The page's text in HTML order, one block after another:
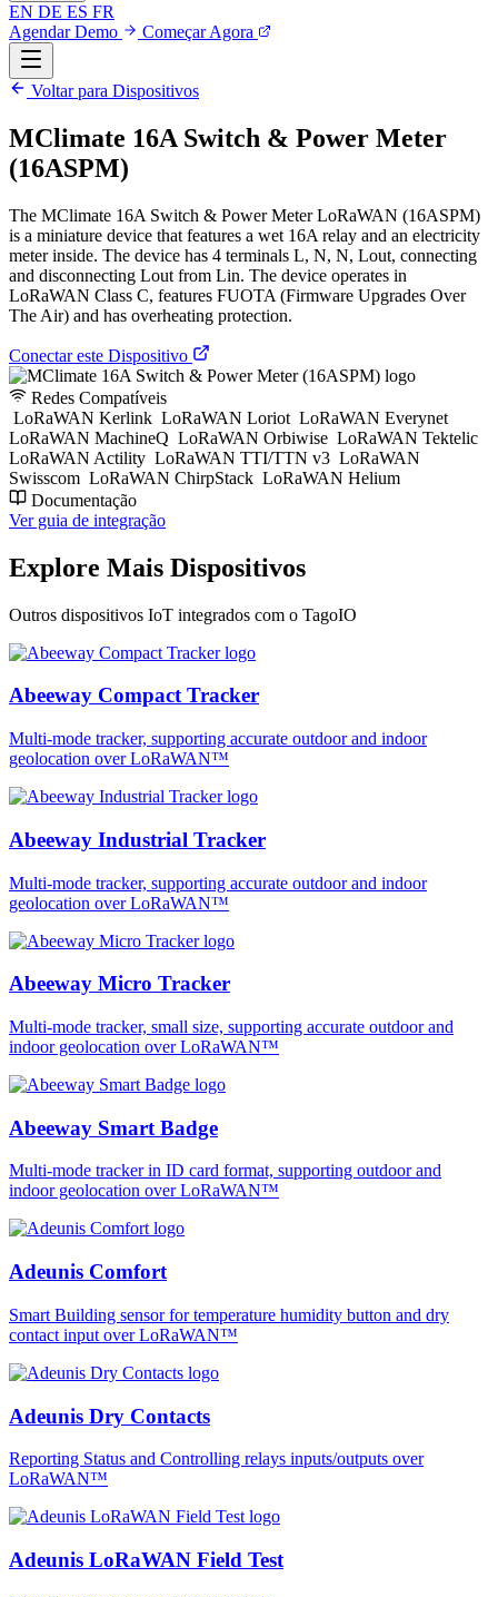
EN DE ES FR
Agendar Demo
Começar Agora
Voltar para Dispositivos
МClimate 16A Switch & Power Meter
(16ASPM)
The МClimate 16A Switch & Power Meter LoRaWAN (16ASPM)
is a miniature device that features a wet 16A relay and an electricity
meter inside. The device has 4 terminals L, N, N, Lout, connecting
and disconnecting Lout from Lin. The device operates in
LoRaWAN Class C, features FUOTA (Firmware Upgrades Over
The Air) and has overheating protection.
Conectar este Dispositivo
Redes Compatíveis
LoRaWAN Kerlink LoRaWAN Loriot LoRaWAN Everynet
LoRaWAN MachineQ LoRaWAN Orbiwise LoRaWAN Tektelic
LoRaWAN Actility LoRaWAN TTI/TTN v3 LoRaWAN
Swisscom LoRaWAN ChirpStack LoRaWAN Helium
Documentação
Ver guia de integração
Explore Mais Dispositivos
Outros dispositivos IoT integrados com o TagoIO
Abeeway Compact Tracker
Multi-mode tracker, supporting accurate outdoor and indoor
geolocation over LoRaWAN™
Abeeway Industrial Tracker
Multi-mode tracker, supporting accurate outdoor and indoor
geolocation over LoRaWAN™
Abeeway Micro Tracker
Multi-mode tracker, small size, supporting accurate outdoor and
indoor geolocation over LoRaWAN™
Abeeway Smart Badge
Multi-mode tracker in ID card format, supporting outdoor and
indoor geolocation over LoRaWAN™
Adeunis Comfort
Smart Building sensor for temperature humidity button and dry
contact input over LoRaWAN™
Adeunis Dry Contacts
Reporting Status and Controlling relays inputs/outputs over
LoRaWAN™
Adeunis LoRaWAN Field Test